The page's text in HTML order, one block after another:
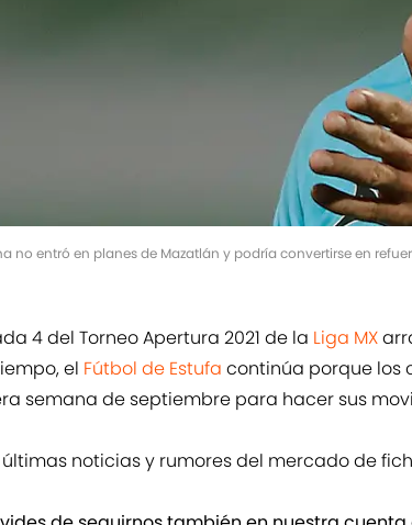
no entró en planes de Mazatlán y podría convertirse en
4 del Torneo Apertura 2021 de la Liga MX
el Fútbol de Estufa continúa porque los
semana de septiembre para hacer sus
noticias y rumores del mercado de